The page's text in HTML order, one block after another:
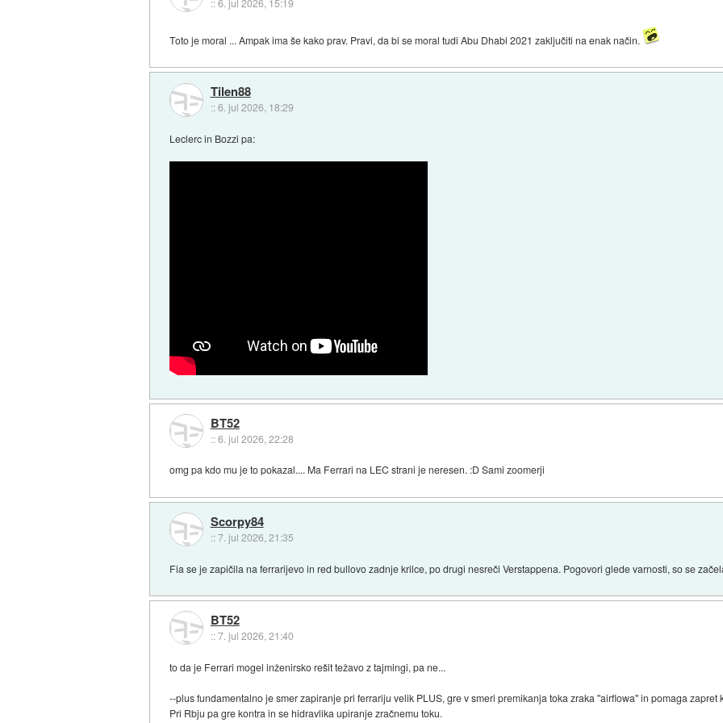
::6. jul 2026, 15:19
Toto je moral ... Ampak ima še kako prav. Pravi, da bi se moral tudi Abu Dhabi 2021 zaključiti na enak način.
Tilen88
::6. jul 2026, 18:29
Leclerc in Bozzi pa:
BT52
::6. jul 2026, 22:28
omg pa kdo mu je to pokazal.... Ma Ferrari na LEC strani je neresen. :D Sami zoomerji
Scorpy84
::7. jul 2026, 21:35
Fia se je zapičila na ferrarijevo in red bullovo zadnje krilce, po drugi nesreči Verstappena. Pogovori glede varnosti, so se
BT52
::7. jul 2026, 21:40
to da je Ferrari mogel inženirsko rešit težavo z tajmingi, pa ne...
--plus fundamentalno je smer zapiranje pri ferrariju velik PLUS, gre v smeri premikanja toka zraka "airflowa" in pomaga zapret
Pri Rbju pa gre kontra in se hidravlika upiranje zračnemu toku.